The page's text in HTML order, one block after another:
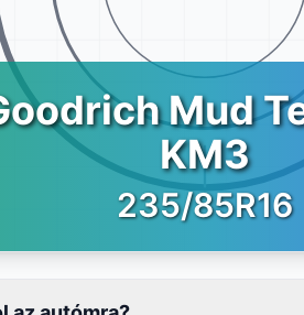
Mud
KM3
235/85R16